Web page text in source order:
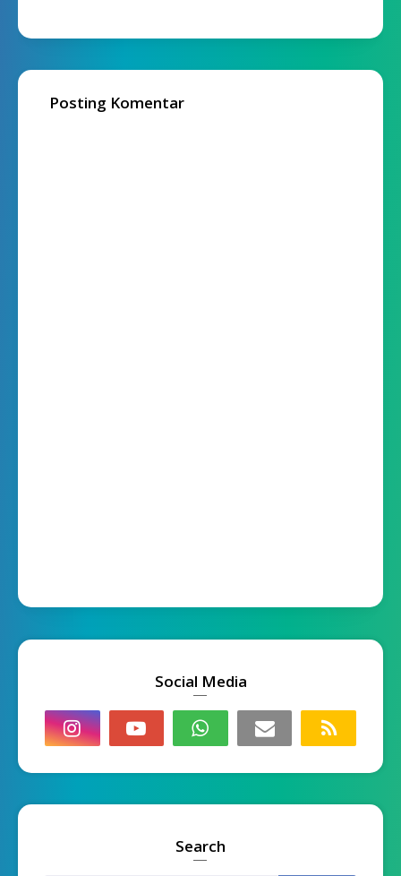
Posting Komentar
Social Media
Search